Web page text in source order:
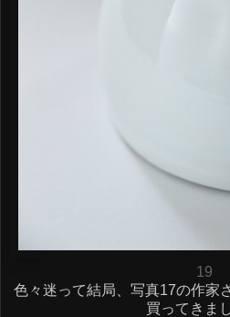
19
色々迷って結局、写真17の作家
買ってきま